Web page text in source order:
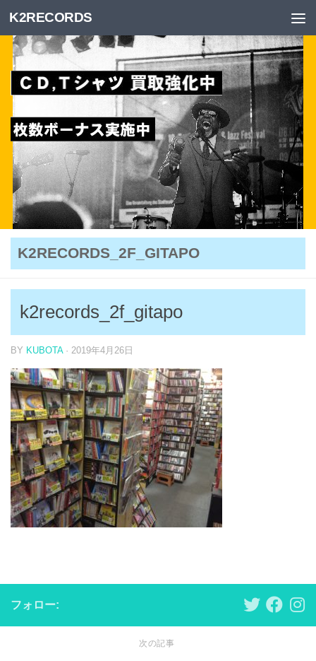
Skip to content
K2RECORDS
K2RECORDS_2F_GITAPO
k2records_2f_gitapo
BY KUBOTA · 2019年4月26日
フォロー:
次の記事